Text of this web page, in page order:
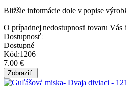
Bližšie informácie dole v popise
O prípadnej nedostupnosti tovaru
Dostupnosť:
Dostupné
Kód:1206
7.00 €